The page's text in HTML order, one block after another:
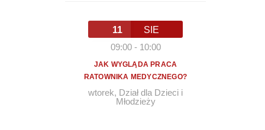
11
SIE
09:00- 10:00
JAK WYGLĄDA PRACA
RATOWNIKA MEDYCZNEGO?
wtorek, Dział dla Dzieci i
Młodzieży